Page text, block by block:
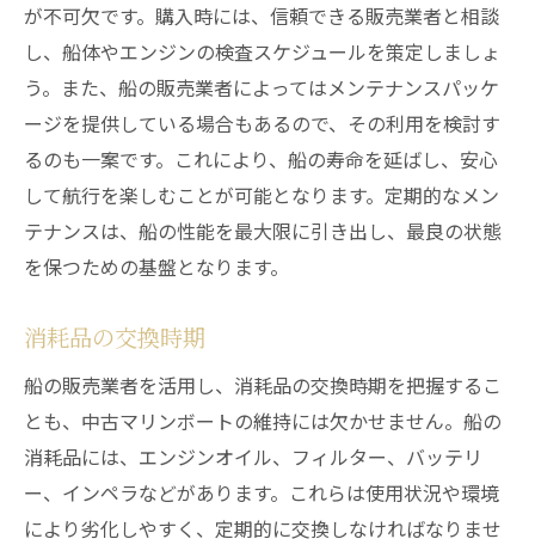
が不可欠です。購入時には、信頼できる販売業者と相談
し、船体やエンジンの検査スケジュールを策定しましょ
う。また、船の販売業者によってはメンテナンスパッケ
ージを提供している場合もあるので、その利用を検討す
るのも一案です。これにより、船の寿命を延ばし、安心
して航行を楽しむことが可能となります。定期的なメン
テナンスは、船の性能を最大限に引き出し、最良の状態
を保つための基盤となります。
消耗品の交換時期
船の販売業者を活用し、消耗品の交換時期を把握するこ
とも、中古マリンボートの維持には欠かせません。船の
消耗品には、エンジンオイル、フィルター、バッテリ
ー、インペラなどがあります。これらは使用状況や環境
により劣化しやすく、定期的に交換しなければなりませ